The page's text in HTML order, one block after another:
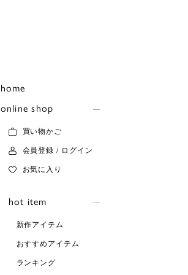
home
online shop
買い物かご
会員登録 / ログイン
お気に入り
hot item
新作アイテム
おすすめアイテム
ランキング